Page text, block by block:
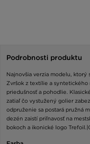
Podrobnosti produktu
Najnovšia verzia modelu, ktorý
Zvršok z textílie a
priedušnosť a pohodlie.
zatiaľ čo vystužený golier
odpruženie sa postará pružná
dezén zaistí priľnavosť na
bokoch a ikonické logo